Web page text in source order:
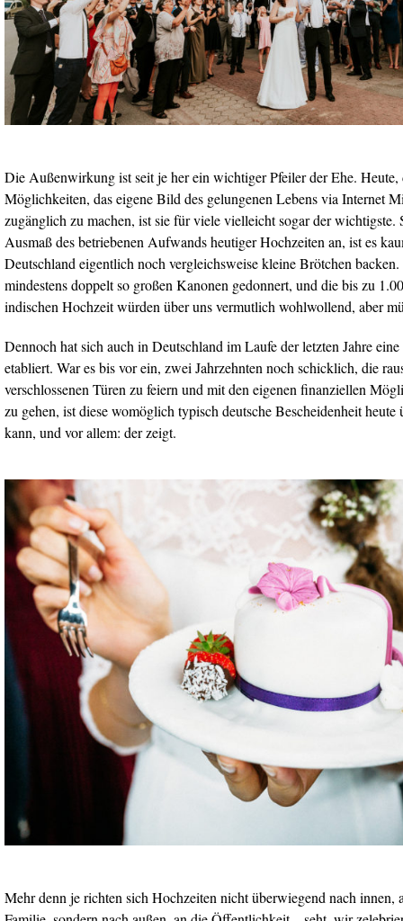
Die Außenwirkung ist seit je her ein wichtiger Pfeiler der Ehe.
Möglichkeiten, das eigene Bild des gelungenen Lebens via Internet
zugänglich zu machen, ist sie für viele vielleicht sogar der wichtigste.
Ausmaß des betriebenen Aufwands heutiger Hochzeiten an, ist es
Deutschland eigentlich noch vergleichsweise kleine Brötchen
mindestens doppelt so großen Kanonen gedonnert, und die bis zu
indischen Hochzeit würden über uns vermutlich wohlwollend, aber
Dennoch hat sich auch in Deutschland im Laufe der letzten Jahre
etabliert. War es bis vor ein, zwei Jahrzehnten noch schicklich, die
verschlossenen Türen zu feiern und mit den eigenen finanziellen
zu gehen, ist diese womöglich typisch deutsche Bescheidenheit
kann, und vor allem: der zeigt.
Mehr denn je richten sich Hochzeiten nicht überwiegend nach innen,